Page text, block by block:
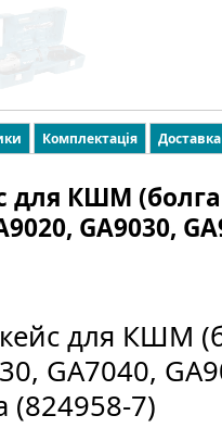
Комплектація
для КШМ
GA9030,
для КШМ
GA7040,
(824958-7)